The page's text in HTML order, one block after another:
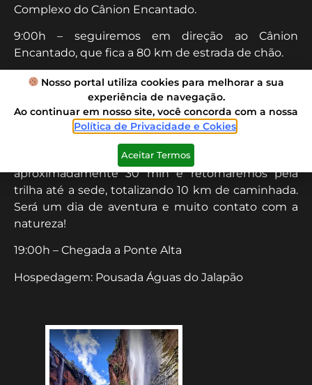
Complexo do Cânion Encantado.
9:00h – seguiremos em direção ao Cânion
Encantado, que fica a 80 km de estrada de chão.
11:30h – faremos a visita no Mirante do Cânion e
retornaremos a sede para nosso almoço.
13:30h – seguiremos por uma trilha que nos levará
Pelados. Neste local faremos nosso banho por
aproximadamente 30 min e retornaremos pela
trilha até a sede, totalizando 10 km de caminhada.
Será um dia de aventura e muito contato com a
natureza!
19:00h – Chegada a Ponte Alta
Hospedagem: Pousada Águas do Jalapão
Nosso portal utiliza cookies para melhorar a sua
experiência de navegação.
Ao continuar em nosso site, você concorda com a nossa
Política de Privacidade e Cokies
Aceitar Termos